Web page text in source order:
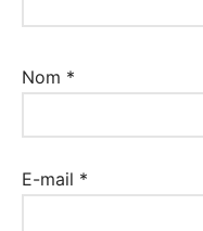
Nom *
E-mail *